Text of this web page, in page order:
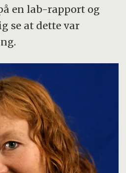
en lab-rapport og
se at dette var